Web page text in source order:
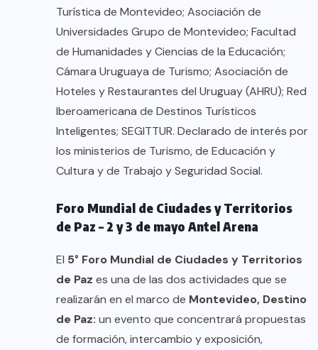
Turística de Montevideo; Asociación de
Universidades Grupo de Montevideo; Facultad
de Humanidades y Ciencias de la Educación;
Cámara Uruguaya de Turismo; Asociación de
Hoteles y Restaurantes del Uruguay (AHRU); Red
Iberoamericana de Destinos Turísticos
Inteligentes; SEGITTUR. Declarado de interés por
los ministerios de Turismo, de Educación y
Cultura y de Trabajo y Seguridad Social.
Foro Mundial de Ciudades y Territorios
de Paz – 2 y 3 de mayo Antel Arena
El 5° Foro Mundial de Ciudades y Territorios
de Paz es una de las dos actividades que se
realizarán en el marco de Montevideo, Destino
de Paz: un evento que concentrará propuestas
de formación, intercambio y exposición,